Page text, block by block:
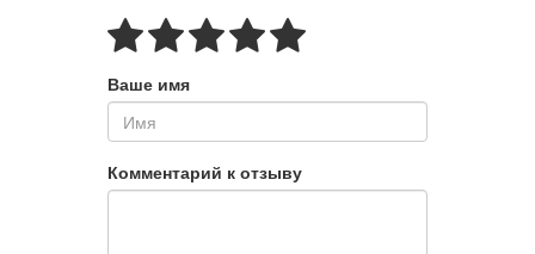
Ваше имя
Комментарий к отзыву